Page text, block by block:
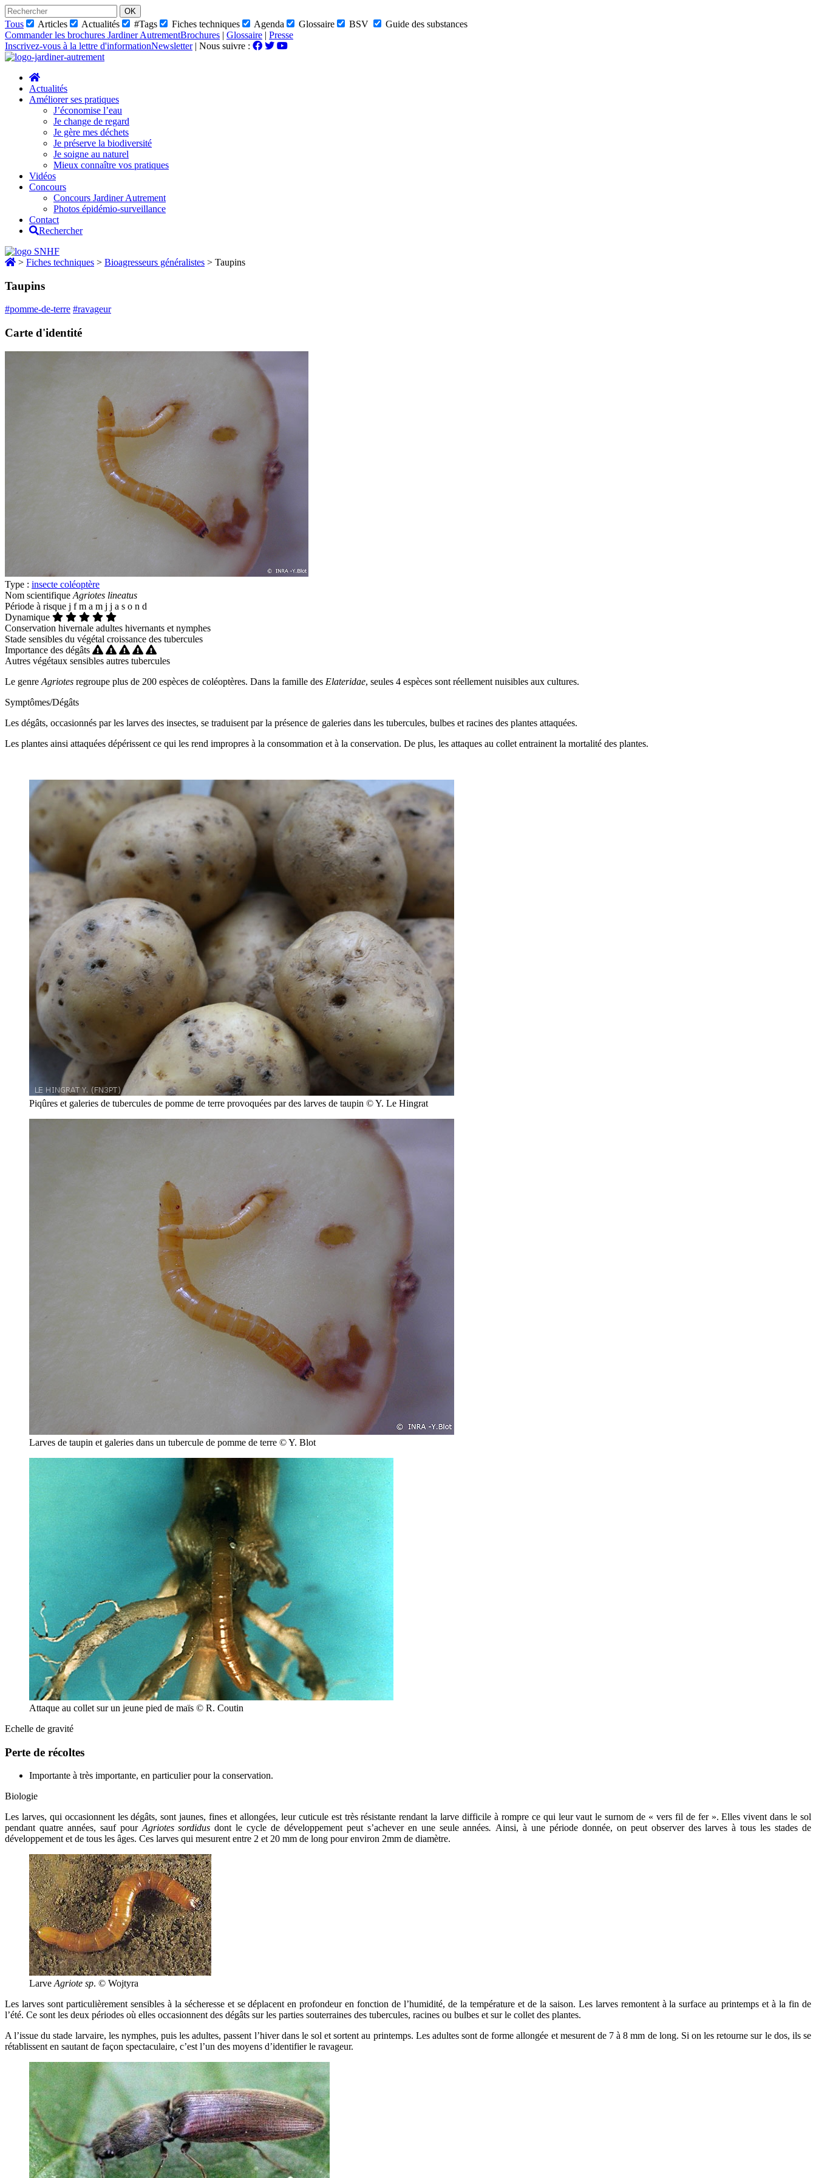
Skip
to
content
Tous Articles Actualités #Tags Fiches techniques Agenda Glossaire BSV
Guide des substances
Commander les brochures Jardiner AutrementBrochures | Glossaire | Presse
Inscrivez-vous à la lettre d'informationNewsletter| Nous suivre :
Actualités
Améliorer ses pratiques
J’économise l’eau
Je change de regard
Je gère mes déchets
Je préserve la biodiversité
Je soigne au naturel
Mieux connaître vos pratiques
Vidéos
Concours
Concours Jardiner Autrement
Photos épidémio-surveillance
Contact
Rechercher
> Fiches techniques > Bioagresseurs généralistes > Taupins
Taupins
#pomme-de-terre #ravageur
Carte d'identité
Type : insecte coléoptère
Nom scientifique Agriotes lineatus
Période à risque j f m a m j j a s o n d
Dynamique
Conservation hivernale adultes hivernants et nymphes
Stade sensibles du végétal croissance des tubercules
Importance des dégâts
Autres végétaux sensibles autres tubercules
Le genre Agriotes regroupe plus de 200 espèces de coléoptères. Dans la famille des Elateridae, seules 4 espèces sont réellement nuisibles aux cultures.
Symptômes/Dégâts
Les dégâts, occasionnés par les larves des insectes, se traduisent par la présence de galeries dans les tubercules, bulbes et racines des plantes attaquées.
Les plantes ainsi attaquées dépérissent ce qui les rend impropres à la consommation et à la conservation. De plus, les attaques au collet entrainent la mortalité des plantes.
Piqûres et galeries de tubercules de pomme de terre provoquées par des larves de taupin © Y. Le Hingrat
Larves de taupin et galeries dans un tubercule de pomme de terre © Y. Blot
Attaque au collet sur un jeune pied de maïs © R. Coutin
Echelle de gravité
Perte de récoltes
Importante à très importante, en particulier pour la conservation.
Biologie
Les larves, qui occasionnent les dégâts, sont jaunes, fines et allongées, leur cuticule est très résistante rendant la larve difficile à rompre ce qui leur vaut le surnom de « vers fil de fer ». Elles vivent dans le sol
pendant quatre années, sauf pour Agriotes sordidusdont le cycle de développement peut s’achever en une seule années. Ainsi, à une période donnée, on peut observer des larves à tous les stades de
développement et de tous les âges. Ces larves qui mesurent entre 2 et 20 mm de long pour environ 2mm de diamètre.
Larve Agriote sp. © Wojtyra
Les larves sont particulièrement sensibles à la sécheresse et se déplacent en profondeur en fonction de l’humidité, de la température et de la saison. Les larves remontent à la surface au printemps et à la fin de
l’été. Ce sont les deux périodes où elles occasionnent des dégâts sur les parties souterraines des tubercules, racines ou bulbes et sur le collet des plantes.
A l’issue du stade larvaire, les nymphes, puis les adultes, passent l’hiver dans le sol et sortent au printemps. Les adultes sont de forme allongée et mesurent de 7 à 8 mm de long. Si on les retourne sur le dos, ils se
rétablissent en sautant de façon spectaculaire, c’est l’un des moyens d’identifier le ravageur.